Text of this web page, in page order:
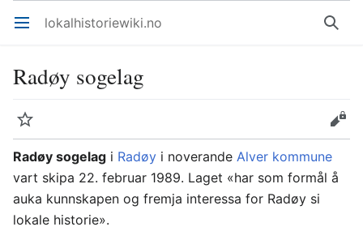
Åpne hovedmenyen lokalhistoriewiki.no Søk
Radøy sogelag
Overvåk
Rediger
Radøy sogelag i Radøy i noverande Alver kommune
vart skipa 22. februar 1989. Laget «har som formål å
auka kunnskapen og fremja interessa for Radøy si
lokale historie».